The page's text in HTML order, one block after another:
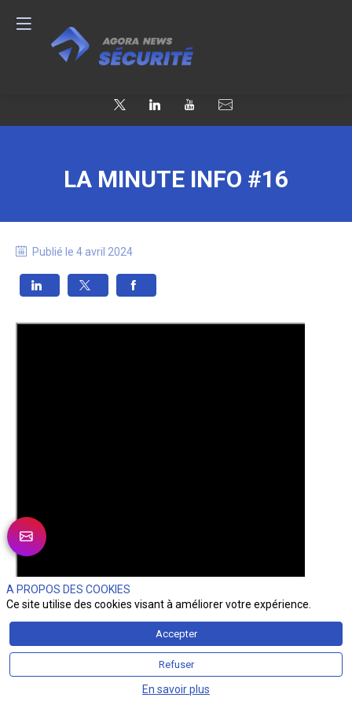
LA MINUTE INFO #16
Publié le 4 avril 2024
A PROPOS DES COOKIES
Ce site utilise des cookies visant à améliorer votre expérience.
Accepter
Refuser
En savoir plus